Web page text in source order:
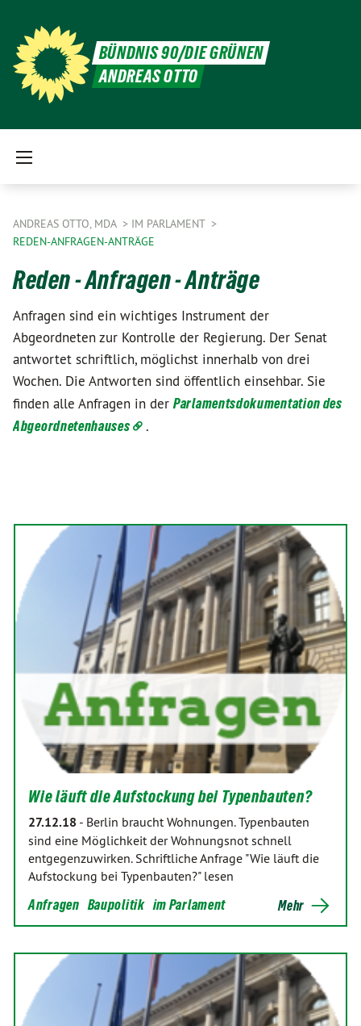
BÜNDNIS 90/DIE GRÜNEN
ANDREAS OTTO
ANDREAS OTTO, MDA
IM PARLAMENT
REDEN-ANFRAGEN-ANTRÄGE
Reden - Anfragen - Anträge
Anfragen sind ein wichtiges Instrument der
Abgeordneten zur Kontrolle der Regierung. Der Senat
antwortet schriftlich, möglichst innerhalb von drei
Wochen. Die Antworten sind öffentlich einsehbar. Sie
finden alle Anfragen in derParlamentsdokumentation des
Abgeordnetenhauses
.
Wie läuft die Aufstockung bei Typenbauten?
27.12.18 - Berlin braucht Wohnungen. Typenbauten
sind eine Möglichkeit der Wohnungsnot schnell
entgegenzuwirken. Schriftliche Anfrage "Wie läuft die
Aufstockung bei Typenbauten?" lesen
Anfragen Baupolitik im Parlament Mehr